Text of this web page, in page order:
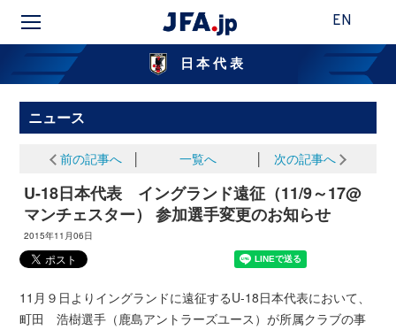
EN
日本代表
ニュース
前の記事へ 一覧へ 次の記事へ
U-18日本代表 イングランド遠征（11/9～17@
マンチェスター） 参加選手変更のお知らせ
2015年11月06日
11月９日よりイングランドに遠征するU-18日本代表において、
町田 浩樹選手（鹿島アントラーズユース）が所属クラブの事